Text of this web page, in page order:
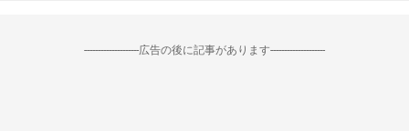
--------------------広告の後に記事があります--------------------